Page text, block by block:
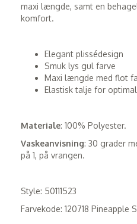
maxi længde, samt en
komfort.
Elegant plissédesign
Smuk lys gul farve
Maxi længde med flot
Elastisk talje for
Materiale: 100% Polyester.
Vaskeanvisning: 30 grader
på 1, på vrangen.
Style: 50111523
Farvekode: 120718 Pineapple